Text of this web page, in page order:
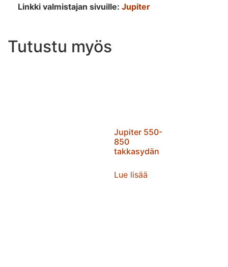
Linkki valmistajan sivuille: Jupiter
Tutustu myös
Jupiter 550-
850
takkasydän
Lue lisää